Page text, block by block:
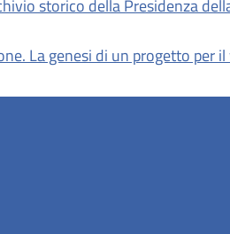
storico della Presidenza
La genesi di un progetto per